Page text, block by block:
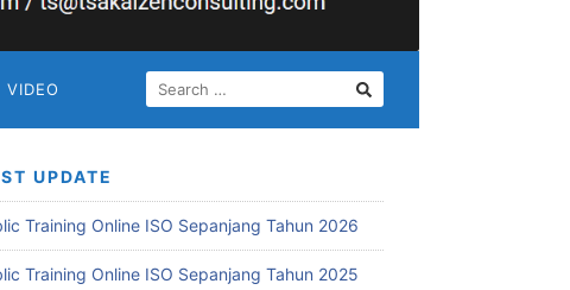
VIDEO
SEARCH
FOR:
UPDATE
Training Online ISO Sepanjang Tahun 2026
Training Online ISO Sepanjang Tahun 2025